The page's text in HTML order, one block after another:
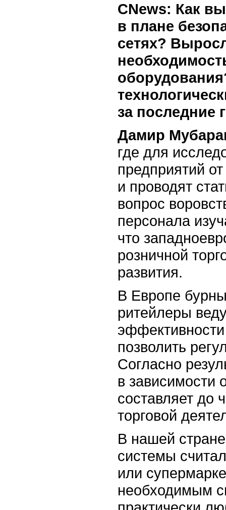
СNews: Как
в плане
сетях?
за последние
Дамир
где для
предприятий
и проводят
вопрос
персонала
что
розничной
развития.
В Европе
ритейлеры
позволить
Согласно
в зависимости
составляет до
торговой
В нашей
системы
или
необходимым